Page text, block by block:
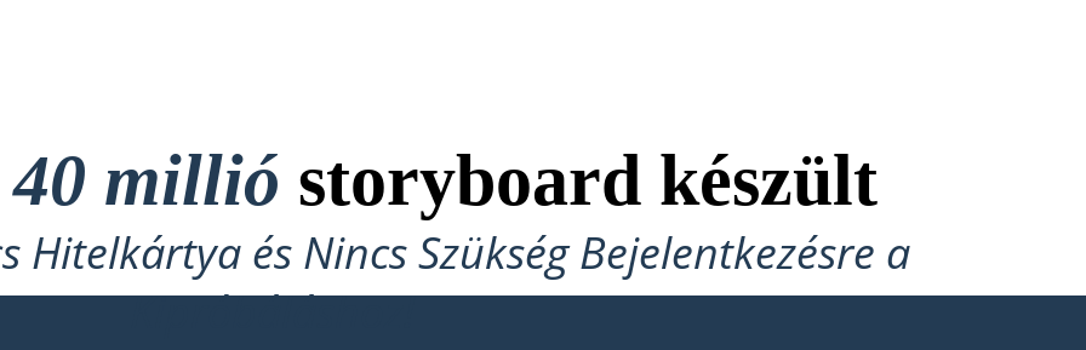
40 millió storyboard készült
Hitelkártya és Nincs Szükség Bejelentkezésre a
Kipróbáláshoz!